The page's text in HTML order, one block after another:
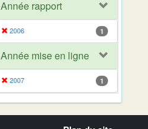
Année rapport
2006 1
Année mise en ligne
2007 1